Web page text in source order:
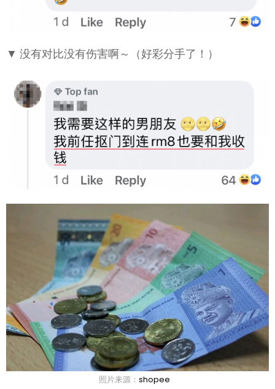
▼ 没有对比没有伤害啊～（好彩分手了！）
照片来源： shopee